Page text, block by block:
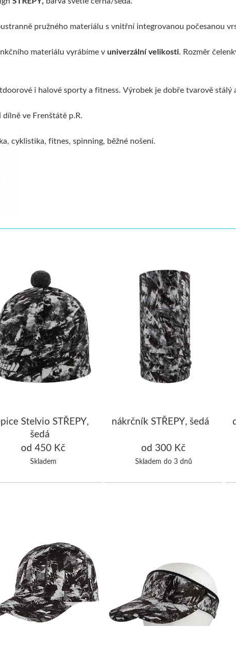
pružného materiálu s vnitřní integrovanou počesanou
materiálu vyrábíme v univerzální velikosti . Rozměr
i halové sporty a fitness. Výrobek je dobře tvarově stálý
ve Frenštátě p.R.
cyklistika, fitnes, spinning, běžné nošení.
Stelvio STŘEPY,
šedá
od 450 Kč
Skladem
nákrčník STŘEPY, šedá
od 300 Kč
Skladem do 3 dnů